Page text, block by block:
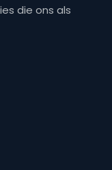
die ons als